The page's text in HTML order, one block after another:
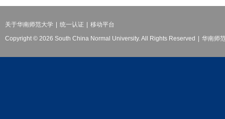
关于华南师范大学 统一认证
移动平台
Copyright © 2026 South China Normal University. All Rights Reserved
华南师